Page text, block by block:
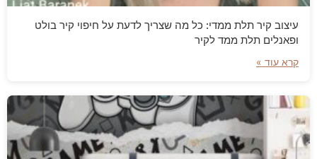
עיצוב קיר תלת ממדי: כל מה שצריך לדעת על חיפוי קיר בולט
ופאנלים תלת ממד לקיר
קרא עוד »